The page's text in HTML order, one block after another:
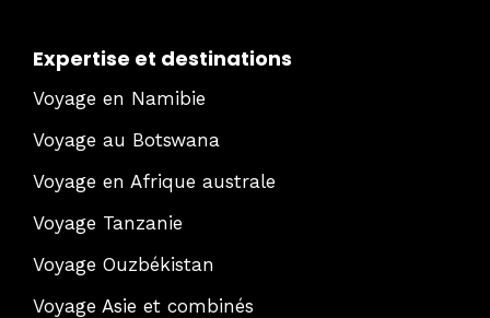
Expertise et destinations
Voyage en Namibie
Voyage au Botswana
Voyage en Afrique australe
Voyage Tanzanie
Voyage Ouzbékistan
Voyage Asie et combinés